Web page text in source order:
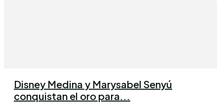
Disney Medina y Marysabel Senyú
conquistan el oro para...